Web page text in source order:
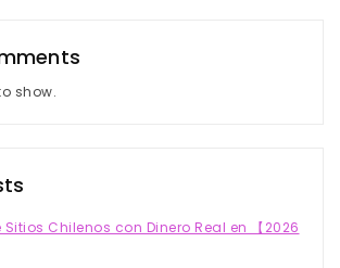
show.
Chilenos con Dinero Real en 【2026